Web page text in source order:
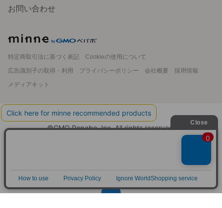
アプリで開く
お問い合わせ
特定商取引法に基づく表記
Cookieの使用について
広告識別子の取得・利用
プライバシーポリシー 会社概要
採用情報
メディアキット
©GMO Pepabo, Inc. All rights reserved.